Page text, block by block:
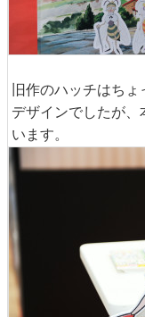
旧作のハッチはち
デザインでしたが
います。